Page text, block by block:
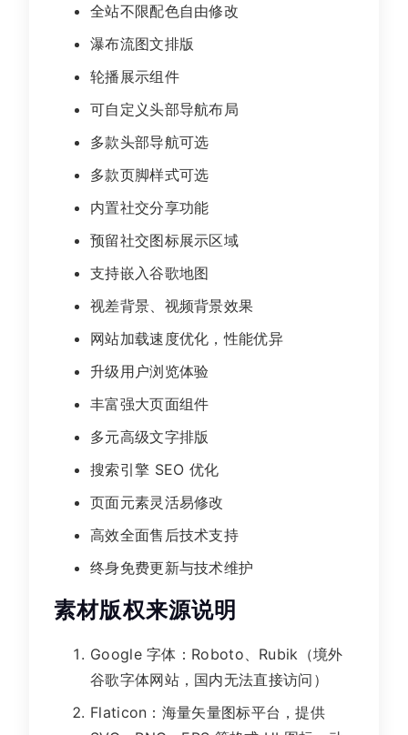
全站不限配色自由修改
瀑布流图文排版
轮播展示组件
可自定义头部导航布局
多款头部导航可选
多款页脚样式可选
内置社交分享功能
预留社交图标展示区域
支持嵌入谷歌地图
视差背景、视频背景效果
网站加载速度优化，性能优异
升级用户浏览体验
丰富强大页面组件
多元高级文字排版
搜索引擎 SEO 优化
页面元素灵活易修改
高效全面售后技术支持
终身免费更新与技术维护
素材版权来源说明
Google 字体：Roboto、Rubik（境外
谷歌字体网站，国内无法直接访问）
Flaticon：海量矢量图标平台，提供